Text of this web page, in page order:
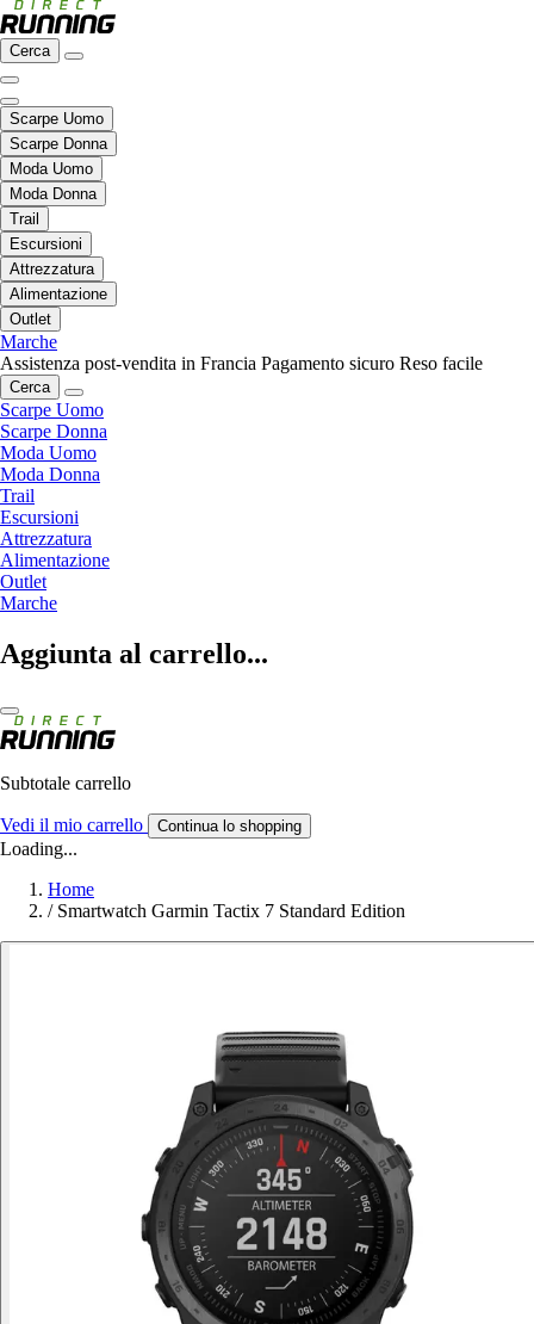
Cerca
Scarpe Uomo
Scarpe Donna
Moda Uomo
Moda Donna
Trail
Escursioni
Attrezzatura
Alimentazione
Outlet
Marche
Assistenza post-vendita in Francia Pagamento sicuro Reso facile
Cerca
Scarpe Uomo
Scarpe Donna
Moda Uomo
Moda Donna
Trail
Escursioni
Attrezzatura
Alimentazione
Outlet
Marche
Aggiunta al carrello...
Subtotale carrello
Vedi il mio carrello Continua lo shopping
Loading...
Home
/ Smartwatch Garmin Tactix 7 Standard Edition